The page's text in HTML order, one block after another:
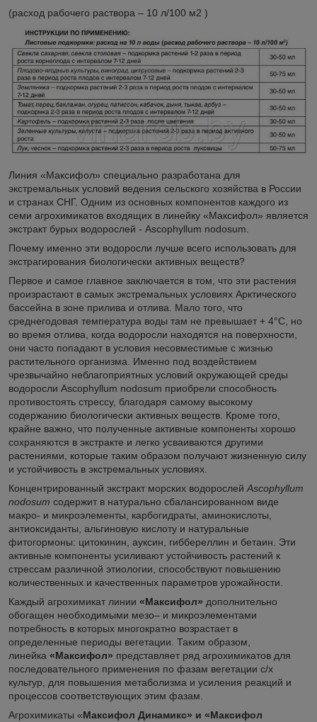
(расход рабочего раствора – 10 л/100 м2 )
Линия «Максифол» специально разработана для
экстремальных условий ведения сельского хозяйства в России
и странах СНГ. Одним из основных компонентов каждого из
семи агрохимикатов входящих в линейку «Максифол» является
экстракт бурых водорослей - Ascophyllum nodosum.
Почему именно эти водоросли лучше всего использовать для
экстрагирования биологически активных веществ?
Первое и самое главное заключается в том, что эти растения
произрастают в самых экстремальных условиях Арктического
бассейна в зоне прилива и отлива. Мало того, что
среднегодовая температура воды там не превышает + 4°С, но
во время отлива, когда водоросли находятся на поверхности,
они часто попадают в условия несовместимые с жизнью
растительного организма. Именно под воздействием
чрезвычайно неблагоприятных условий окружающей среды
водоросли Ascophyllum nodosum приобрели способность
противостоять стрессу, благодаря самому высокому
содержанию биологически активных веществ. Кроме того,
крайне важно, что полученные активные компоненты хорошо
сохраняются в экстракте и легко усваиваются другими
растениями, которые таким образом получают жизненную силу
и устойчивость в экстремальных условиях.
Концентрированный экстракт морских водорослей Ascophyllum
nodosum содержит в натурально сбалансированном виде
макро- и микроэлементы, карбогидраты, аминокислоты,
антиоксиданты, альгиновую кислоту и натуральные
фитогормоны: цитокинин, ауксин, гиббереллин и бетаин. Эти
активные компоненты усиливают устойчивость растений к
стрессам различной этиологии, способствуют повышению
количественных и качественных параметров урожайности.
Каждый агрохимикат линии «Максифол» дополнительно
обогащен необходимыми мезо– и микроэлементами
потребность в которых многократно возрастает в
определенные периоды вегетации. Таким образом,
линейка «Максифол» представляет ряд агрохимикатов для
последовательного применения по фазам вегетации с/х
культур, для повышения метаболизма и усиления реакций и
процессов соответствующих этим фазам.
Агрохимикаты «Максифол Динамикс» и «Максифол